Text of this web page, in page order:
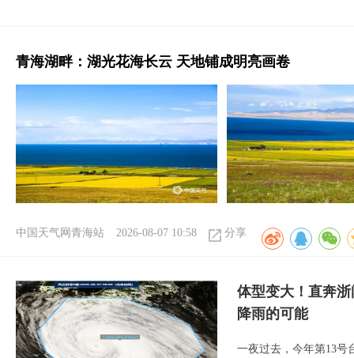
青海湖畔：湖光花海长云 天地铺成明亮画卷
中国天气网青海站 2026-08-07 10:58 分享
体型变大！直奔
降雨的可能
一夜过去，今年第13号